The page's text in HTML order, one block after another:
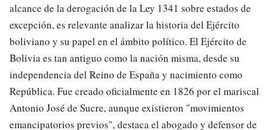
alcance de la derogación de la Ley 1341 sobre estados de
excepción, es relevante analizar la historia del Ejército
boliviano y su papel en el ámbito político. El Ejército de
Bolivia es tan antiguo como la nación misma, desde su
independencia del Reino de España y nacimiento como
República. Fue creado oficialmente en 1826 por el mariscal
Antonio José de Sucre, aunque existieron "movimientos
emancipatorios previos", destaca el abogado y defensor de